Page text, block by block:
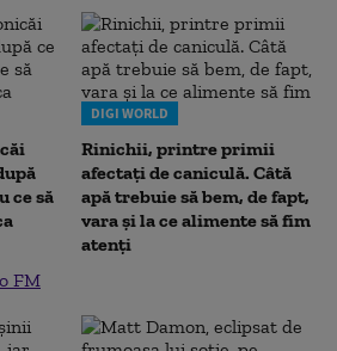
ce să
FM
DIGI WORLD
Rinichii, printre primii
afectați de caniculă. Câtă
apă trebuie să bem, de fapt,
vara și la ce alimente să fim
atenți